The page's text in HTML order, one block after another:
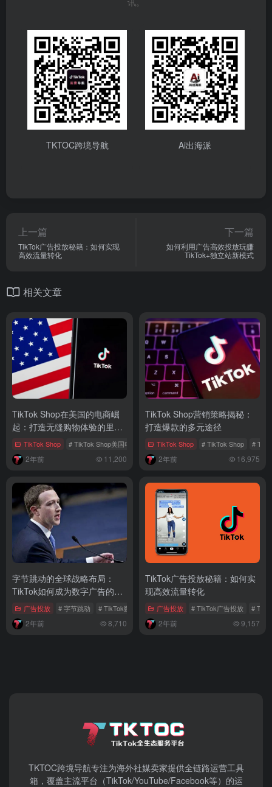
TKTOC跨境导航 Ai出海派
上一篇
TikTok广告投放秘籍：如何实现
高效流量转化
下一篇
如何利用广告高效投放玩赚
TikTok+独立站新模式
相关文章
TikTok Shop在美国的电商崛
起：打造无缝购物体验的里程
碑 TikTok Shop # TikTok Shop美国电商 # TikTok创作者联盟计划 # TikTok可购
2年前 11,200
TikTok Shop营销策略揭秘：
打造爆款的多元途径
TikTok Shop # TikTok Shop #
2年前 16,975
字节跳动的全球战略布局：
TikTok如何成为数字广告的新
巨头广告投放 # 字节跳动 # TikTok数字广告 # TikTok广告业务
2年前 8,710
TikTok广告投放秘籍：如何实
现高效流量转化
广告投放 # TikTok广告投放 #
2年前 9,157
TKTOC跨境导航​专注为海外社媒卖家提供全链路运营工具
箱，覆盖主流平台（TikTok/YouTube/Facebook等）​的运